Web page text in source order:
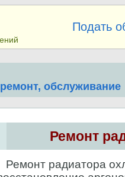
Подать
обслуживание
Ремонт
Ремонт радиатора